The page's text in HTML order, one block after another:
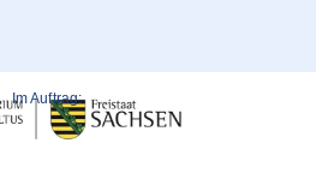
Im Auftrag: